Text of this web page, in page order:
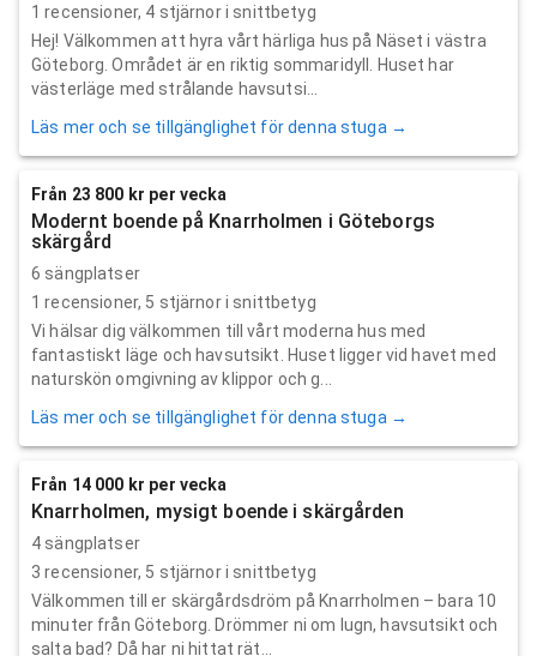
1 recensioner, 4 stjärnor i snittbetyg
Hej! Välkommen att hyra vårt härliga hus på Näset i västra
Göteborg. Området är en riktig sommaridyll. Huset har
västerläge med strålande havsutsi...
Läs mer och se tillgänglighet för denna stuga →
Från 23 800 kr per vecka
Modernt boende på Knarrholmen i Göteborgs
skärgård
6 sängplatser
1 recensioner, 5 stjärnor i snittbetyg
Vi hälsar dig välkommen till vårt moderna hus med
fantastiskt läge och havsutsikt. Huset ligger vid havet med
naturskön omgivning av klippor och g...
Läs mer och se tillgänglighet för denna stuga →
Från 14 000 kr per vecka
Knarrholmen, mysigt boende i skärgården
4 sängplatser
3 recensioner, 5 stjärnor i snittbetyg
Välkommen till er skärgårdsdröm på Knarrholmen – bara 10
minuter från Göteborg. Drömmer ni om lugn, havsutsikt och
salta bad? Då har ni hittat rät...